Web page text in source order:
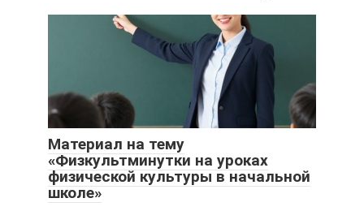
Материал на тему
«Физкультминутки на уроках
физической культуры в начальной
школе»